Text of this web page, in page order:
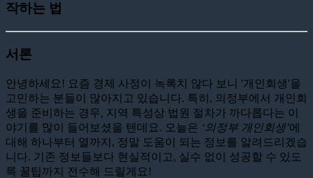
작하는 법
서론
안녕하세요! 요즘 경제 사정이 녹록치 않다 보니 '개인회생'을
고민하는 분들이 많아지고 있습니다. 특히, 의정부에서 개인회
생을 준비하는 경우, 지역 특성상 법원 절차가 까다롭다는 이
야기를 많이 들어보셨을 텐데요. 오늘은 ‘의정부 개인회생’에
대해 하나부터 열까지, 정말 도움이 되는 정보를 알려드리겠습
니다. 기존 정보들보다 현실적이고, 실수 없이 성공할 수 있도
록 꿀팁까지 전수해 드릴게요!